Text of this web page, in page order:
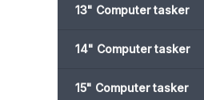
13" Computer tasker
14" Computer tasker
15" Computer tasker